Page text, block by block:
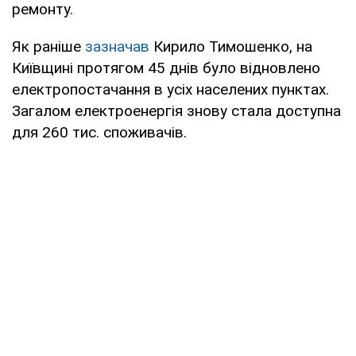
ремонту.
Як раніше зазначав Кирило Тимошенко, на
Київщині протягом 45 днів було відновлено
електропостачання в усіх населених пунктах.
Загалом електроенергія знову стала доступна
для 260 тис. споживачів.